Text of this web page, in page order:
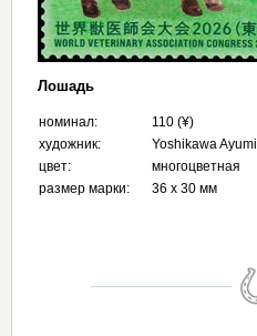
Лошадь
номинал:
110 (¥)
художник:
Yoshikawa Ayumi
цвет:
многоцветная
размер марки:
36 x 30 мм